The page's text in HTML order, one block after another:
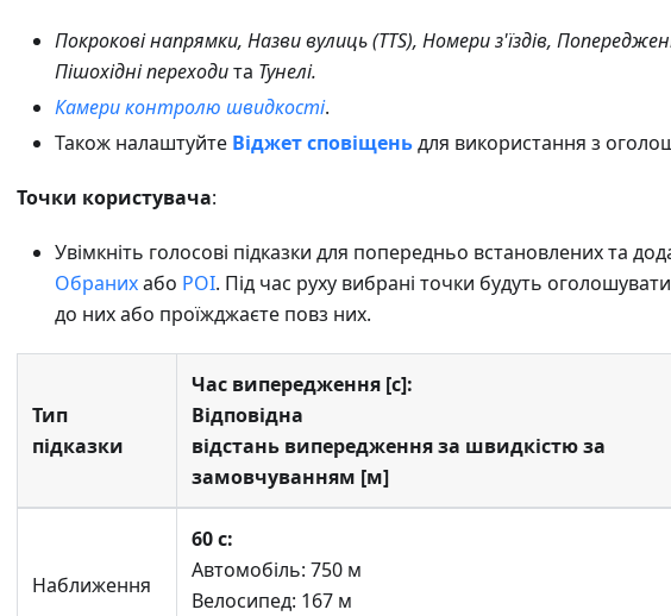
Покрокові напрямки, Назви вулиць (TTS), Номери з'їздів,
Пішохідні переходита Тунелі.
Камери контролю швидкості.
Також налаштуйте Віджет сповіщеньдля використання з
Точки користувача:
Увімкніть голосові підказки для попередньо встановлених та
Обранихабо POI. Під час руху вибрані точки будуть
до них або проїжджаєте повз них.
Тип
підказки
Час випередження [с]:
Відповідна
відстань випередження за швидкістю за
замовчуванням [м]
Наближення
60 с:
Автомобіль: 750 м
Велосипед: 167 м